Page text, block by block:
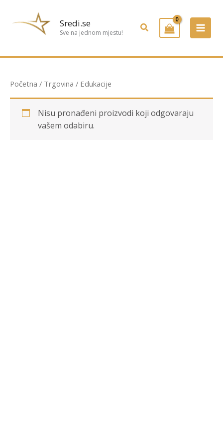
Sredi.se
Sve na jednom mjestu! Pretraživanje
Početna / Trgovina / Edukacije
Nisu pronađeni proizvodi koji odgovaraju
vašem odabiru.